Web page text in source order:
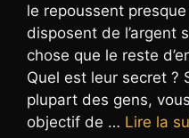
le repoussent
disposent de l’argent
chose que le reste
Quel est leur secret ?
plupart des gens,
objectif de … Lire la